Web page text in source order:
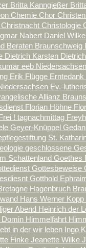
Britta Kanngießer
Chemie Chor
Christnacht Christologie
Nabert Daniel Wilke
Beraten Braunschweig
Dietrich Karsten
eeb Niedersachsen
Erik Flügge Erntedank
Ev.-
Allianz
Florian Höhne
! tagnachmittag
Geyer-Knüppel
St.
geschlossene
Schattenland Goethes
Gottesbeweise
Gotthold
Hagenbruch
Hans Werner Kopp
Abend Heinrich der
Domin Himmelfahrt
in der wir leben Ingo
Finke Jeanette Wilke